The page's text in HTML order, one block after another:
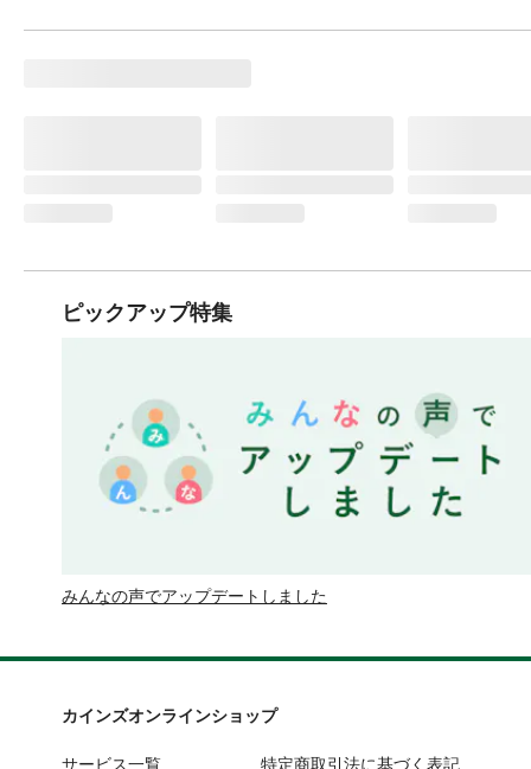
ピックアップ特集
みんなの声でアップデートしました
カインズオンラインショップ
サービス一覧 特定商取引法に基づく表記